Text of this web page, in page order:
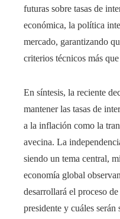
futuras sobre tasas de
económica, la política
mercado, garantizando
criterios técnicos más
En síntesis, la reciente
mantener las tasas de
a la inflación como la
avecina. La
siendo un tema central,
economía global
desarrollará el proceso
presidente y cuáles